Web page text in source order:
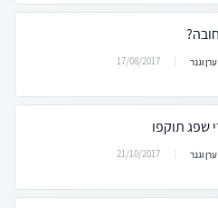
וגנר 17/08/2017
שפג תוקפו
וגנר 21/10/2017